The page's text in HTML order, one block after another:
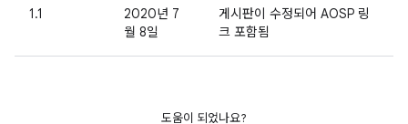
1.1
2020년 7
월 8일
게시판이 수정되어 AOSP 링
크 포함됨
도움이 되었나요?